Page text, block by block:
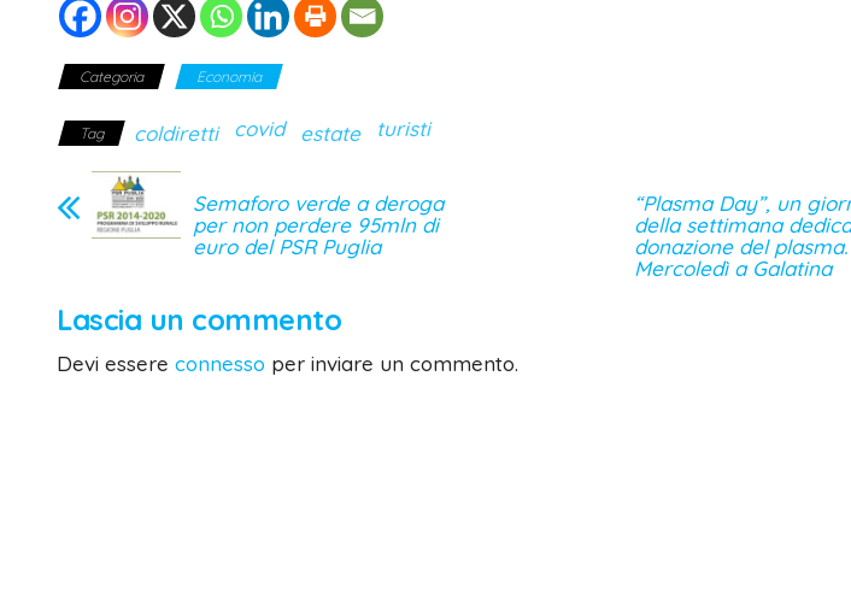
Categoria Economia
Tag coldiretti covid estate turisti
Semaforo verde a deroga
per non perdere 95mln di
euro del PSR Puglia
“Plasma Day”, un
della settimana
donazione del plasma.
Mercoledì a Galatina
Lascia un commento
Devi essere connesso per inviare un commento.